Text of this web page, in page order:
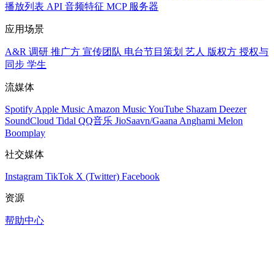
播放列表 API 音频特征 MCP 服务器
应用场景
A&R 调研 推广方 宣传团队 电台节目策划 艺人 版权方 授权与
同步 学生
流媒体
Spotify Apple Music Amazon MusicYouTube Shazam Deezer
SoundCloud Tidal QQ音乐 JioSaavn/Gaana Anghami Melon
Boomplay
社交媒体
Instagram TikTok X (Twitter) Facebook
资源
帮助中心